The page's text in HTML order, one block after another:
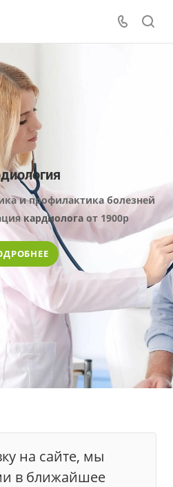
и профилактика болезней
кардиолога от 1900р
на сайте, мы
в ближайшее